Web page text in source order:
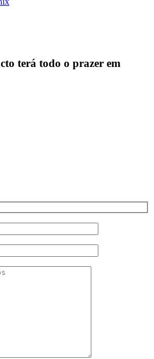
terá todo o prazer em